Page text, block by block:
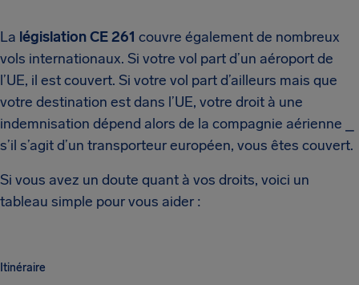
La législation CE 261 couvre également de nombreux
vols internationaux. Si votre vol part d’un aéroport de
l’UE, il est couvert. Si votre vol part d’ailleurs mais que
votre destination est dans l’UE, votre droit à une
indemnisation dépend alors de la compagnie aérienne ⎯
s’il s’agit d’un transporteur européen, vous êtes couvert.
Si vous avez un doute quant à vos droits, voici un
tableau simple pour vous aider :
Itinéraire